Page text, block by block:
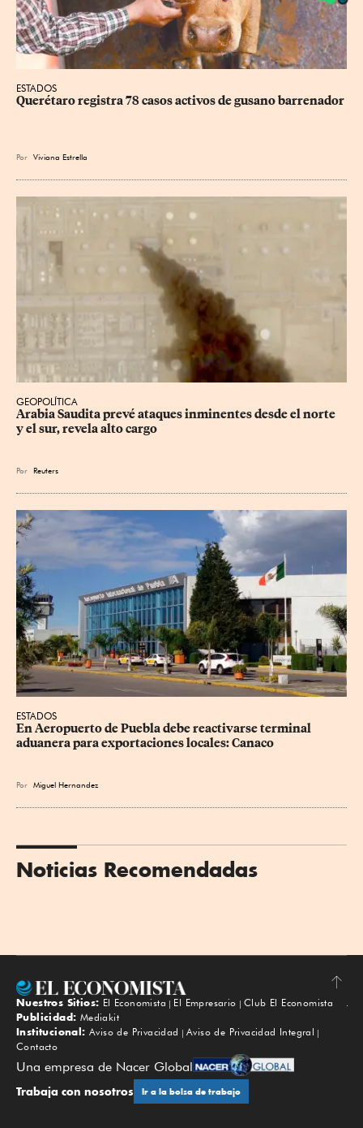
ESTADOS
Querétaro registra 78 casos activos de gusano barrenador
Por Viviana Estrella
GEOPOLÍTICA
Arabia Saudita prevé ataques inminentes desde el norte
y el sur, revela alto cargo
Por Reuters
ESTADOS
En Aeropuerto de Puebla debe reactivarse terminal
aduanera para exportaciones locales: Canaco
Por Miguel Hernandez
Noticias Recomendadas
Subir
Nuestros Sitios: El Economista El Empresario
Club El Economista
Publicidad: Mediakit
Institucional: Aviso de Privacidad
Aviso de Privacidad Integral
Contacto
Una empresa de Nacer Global
Trabaja con nosotros Ir a la bolsa de trabajo